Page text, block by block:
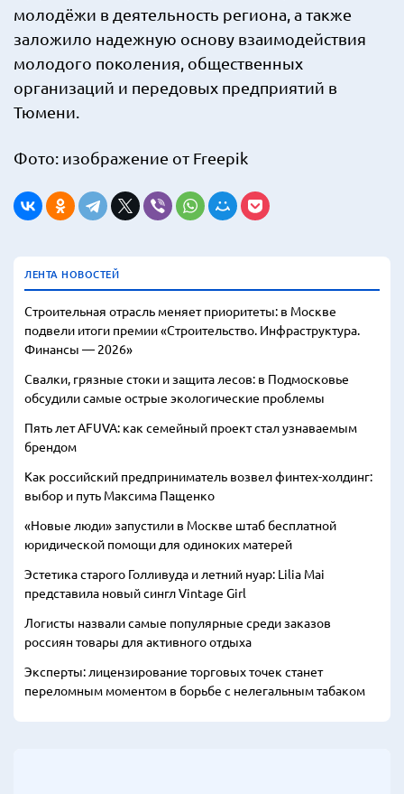
молодёжи в деятельность региона, а также
заложило надежную основу взаимодействия
молодого поколения, общественных
организаций и передовых предприятий в
Тюмени.
Фото: изображение от Freepik
ЛЕНТА НОВОСТЕЙ
Строительная отрасль меняет приоритеты: в Москве
подвели итоги премии «Строительство. Инфраструктура.
Финансы — 2026»
Свалки, грязные стоки и защита лесов: в Подмосковье
обсудили самые острые экологические проблемы
Пять лет AFUVA: как семейный проект стал узнаваемым
брендом
Как российский предприниматель возвел финтех-холдинг:
выбор и путь Максима Пащенко
«Новые люди» запустили в Москве штаб бесплатной
юридической помощи для одиноких матерей
Эстетика старого Голливуда и летний нуар: Lilia Mai
представила новый сингл Vintage Girl
Логисты назвали самые популярные среди заказов
россиян товары для активного отдыха
Эксперты: лицензирование торговых точек станет
переломным моментом в борьбе с нелегальным табаком